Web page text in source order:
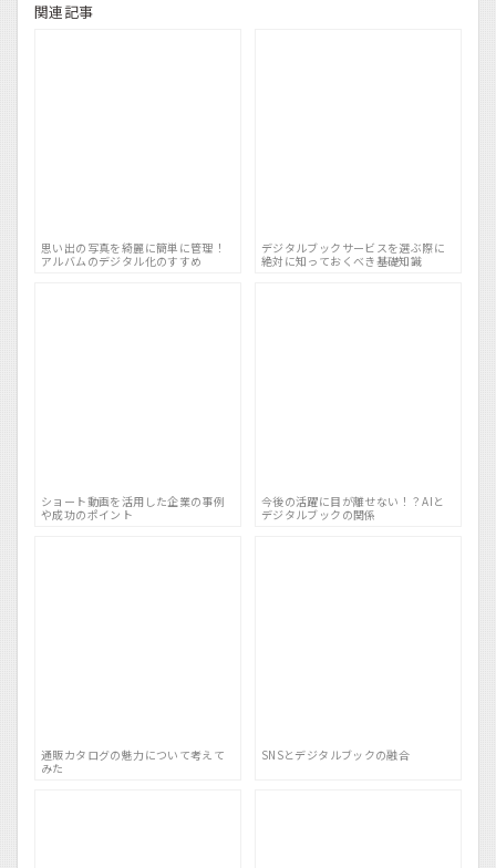
関連記事
思い出の写真を綺麗に簡単に管理！
アルバムのデジタル化のすすめ
デジタルブックサービスを選ぶ際に
絶対に知っておくべき基礎知識
ショート動画を活用した企業の事例
や成功のポイント
今後の活躍に目が離せない！？AIと
デジタルブックの関係
通販カタログの魅力について考えて
みた
SNSとデジタルブックの融合